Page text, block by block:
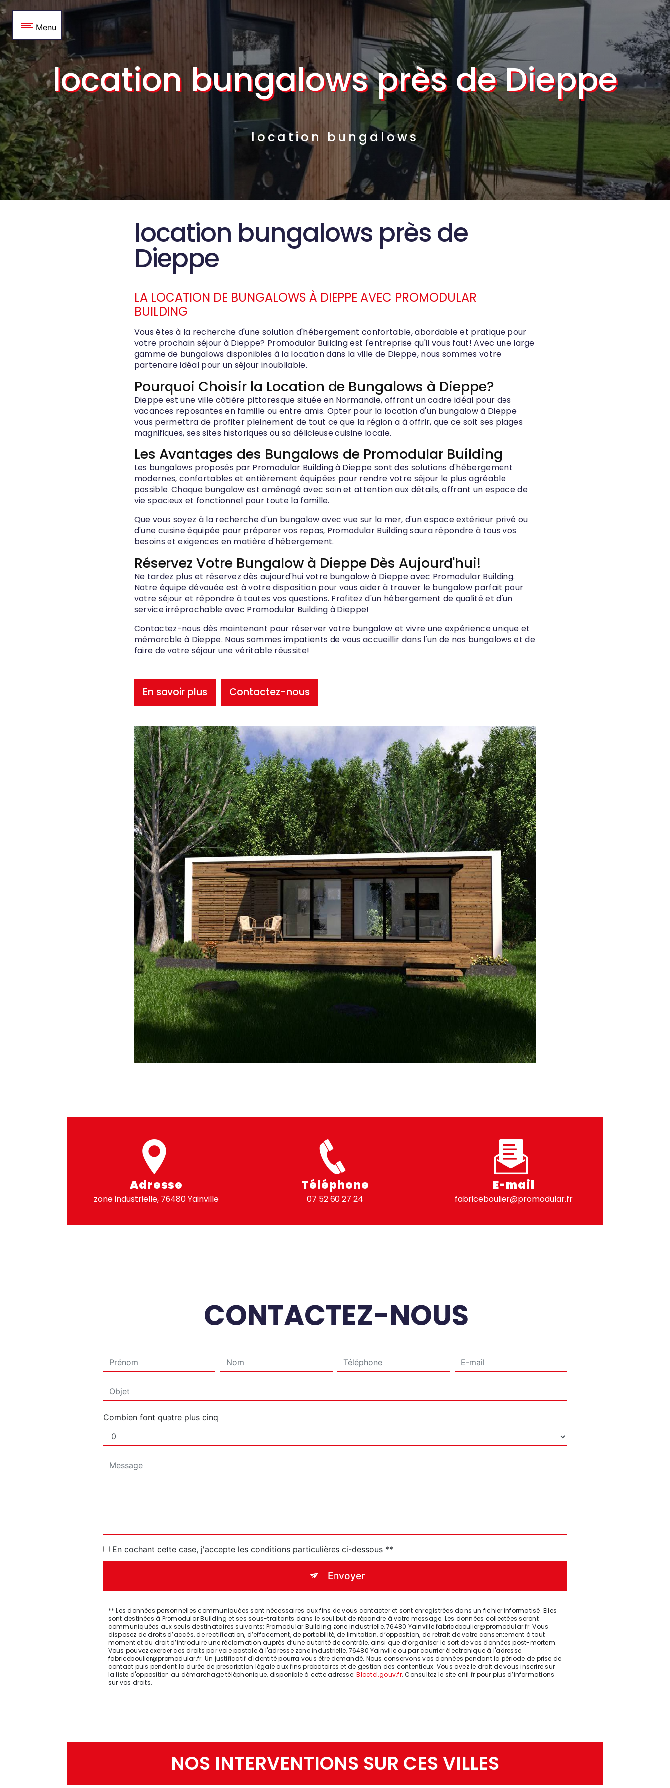
Menu
location bungalows près de Dieppe
location bungalows
location bungalows près de
Dieppe
LA LOCATION DE BUNGALOWS À DIEPPE AVEC PROMODULAR
BUILDING
Vous êtes à la recherche d'une solution d'hébergement confortable, abordable et pratique pour
votre prochain séjour à Dieppe? Promodular Building est l'entreprise qu'il vous faut! Avec une large
gamme de bungalows disponibles à la location dans la ville de Dieppe, nous sommes votre
partenaire idéal pour un séjour inoubliable.
Pourquoi Choisir la Location de Bungalows à Dieppe?
Dieppe est une ville côtière pittoresque située en Normandie, offrant un cadre idéal pour des
vacances reposantes en famille ou entre amis. Opter pour la location d'un bungalow à Dieppe
vous permettra de profiter pleinement de tout ce que la région a à offrir, que ce soit ses plages
magnifiques, ses sites historiques ou sa délicieuse cuisine locale.
Les Avantages des Bungalows de Promodular Building
Les bungalows proposés par Promodular Building à Dieppe sont des solutions d'hébergement
modernes, confortables et entièrement équipées pour rendre votre séjour le plus agréable
possible. Chaque bungalow est aménagé avec soin et attention aux détails, offrant un espace de
vie spacieux et fonctionnel pour toute la famille.
Que vous soyez à la recherche d'un bungalow avec vue sur la mer, d'un espace extérieur privé ou
d'une cuisine équipée pour préparer vos repas, Promodular Building saura répondre à tous vos
besoins et exigences en matière d'hébergement.
Réservez Votre Bungalow à Dieppe Dès Aujourd'hui!
Ne tardez plus et réservez dès aujourd'hui votre bungalow à Dieppe avec Promodular Building.
Notre équipe dévouée est à votre disposition pour vous aider à trouver le bungalow parfait pour
votre séjour et répondre à toutes vos questions. Profitez d'un hébergement de qualité et d'un
service irréprochable avec Promodular Building à Dieppe!
Contactez-nous dès maintenant pour réserver votre bungalow et vivre une expérience unique et
mémorable à Dieppe. Nous sommes impatients de vous accueillir dans l'un de nos bungalows et de
faire de votre séjour une véritable réussite!
En savoir plus Contactez-nous
Adresse
zone industrielle, 76480 Yainville
Téléphone
07 52 60 27 24
E-mail
fabriceboulier@promodular.fr
CONTACTEZ-NOUS
Combien font quatre plus cinq
En cochant cette case, j'accepte les conditions particulières ci-dessous **
Envoyer
** Les données personnelles communiquées sont nécessaires aux fins de vous contacter et sont enregistrées dans un fichier informatisé. Elles
sont destinées à Promodular Building et ses sous-traitants dans le seul but de répondre à votre message. Les données collectées seront
communiquées aux seuls destinataires suivants: Promodular Building zone industrielle, 76480 Yainville fabriceboulier@promodular.fr. Vous
disposez de droits d’accès, de rectification, d’effacement, de portabilité, de limitation, d’opposition, de retrait de votre consentement à tout
moment et du droit d’introduire une réclamation auprès d’une autorité de contrôle, ainsi que d’organiser le sort de vos données post-mortem.
Vous pouvez exercer ces droits par voie postale à l'adresse zone industrielle, 76480 Yainville ou par courrier électronique à l'adresse
fabriceboulier@promodular.fr. Un justificatif d'identité pourra vous être demandé. Nous conservons vos données pendant la période de prise de
contact puis pendant la durée de prescription légale aux fins probatoires et de gestion des contentieux. Vous avez le droit de vous inscrire sur
la liste d'opposition au démarchage téléphonique, disponible à cette adresse:Bloctel.gouv.fr. Consultez le site cnil.fr pour plus d’informations
sur vos droits.
NOS INTERVENTIONS SUR CES VILLES
Panneau de gestion des cookies